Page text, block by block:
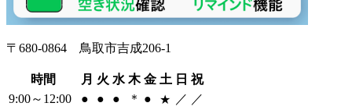
〒680-0864 鳥取市吉成206-1
時間 月 火 水 木 金 土 日 祝
9:00～12:00
● ● ● ＊ ● ★ ／ ／